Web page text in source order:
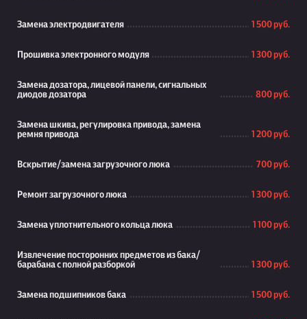
Замена электродвигателя 1 500 руб.
Прошивка электронного модуля 1 300 руб.
Замена дозатора, лицевой панели, сигнальных
диодов дозатора
800 руб.
Замена шкива, регулировка привода, замена
ремня привода
1 200 руб.
Вскрытие/замена загрузочного люка 700 руб.
Ремонт загрузочного люка 1 300 руб.
Замена уплотнительного кольца люка 1 100 руб.
Извлечение посторонних предметов из бака/
барабана с полной разборкой
1 300 руб.
Замена подшипников бака 1 500 руб.